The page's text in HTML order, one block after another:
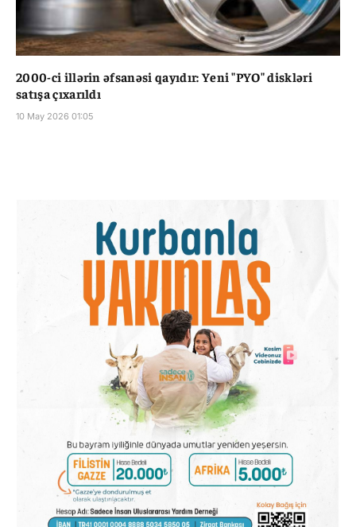
2000-ci illərin əfsanəsi qayıdır: Yeni "PYO" diskləri
satışa çıxarıldı
10 May 2026 01:05